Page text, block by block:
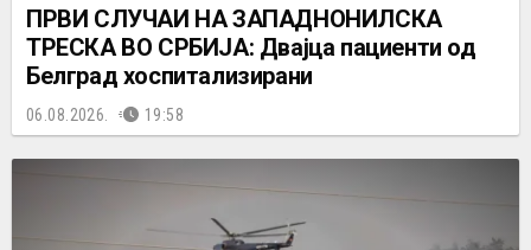
ПРВИ СЛУЧАИ НА ЗАПАДНОНИЛСКА
ТРЕСКА ВО СРБИЈА: Двајца пациенти од
Белград хоспитализирани
06.08.2026. 19:58